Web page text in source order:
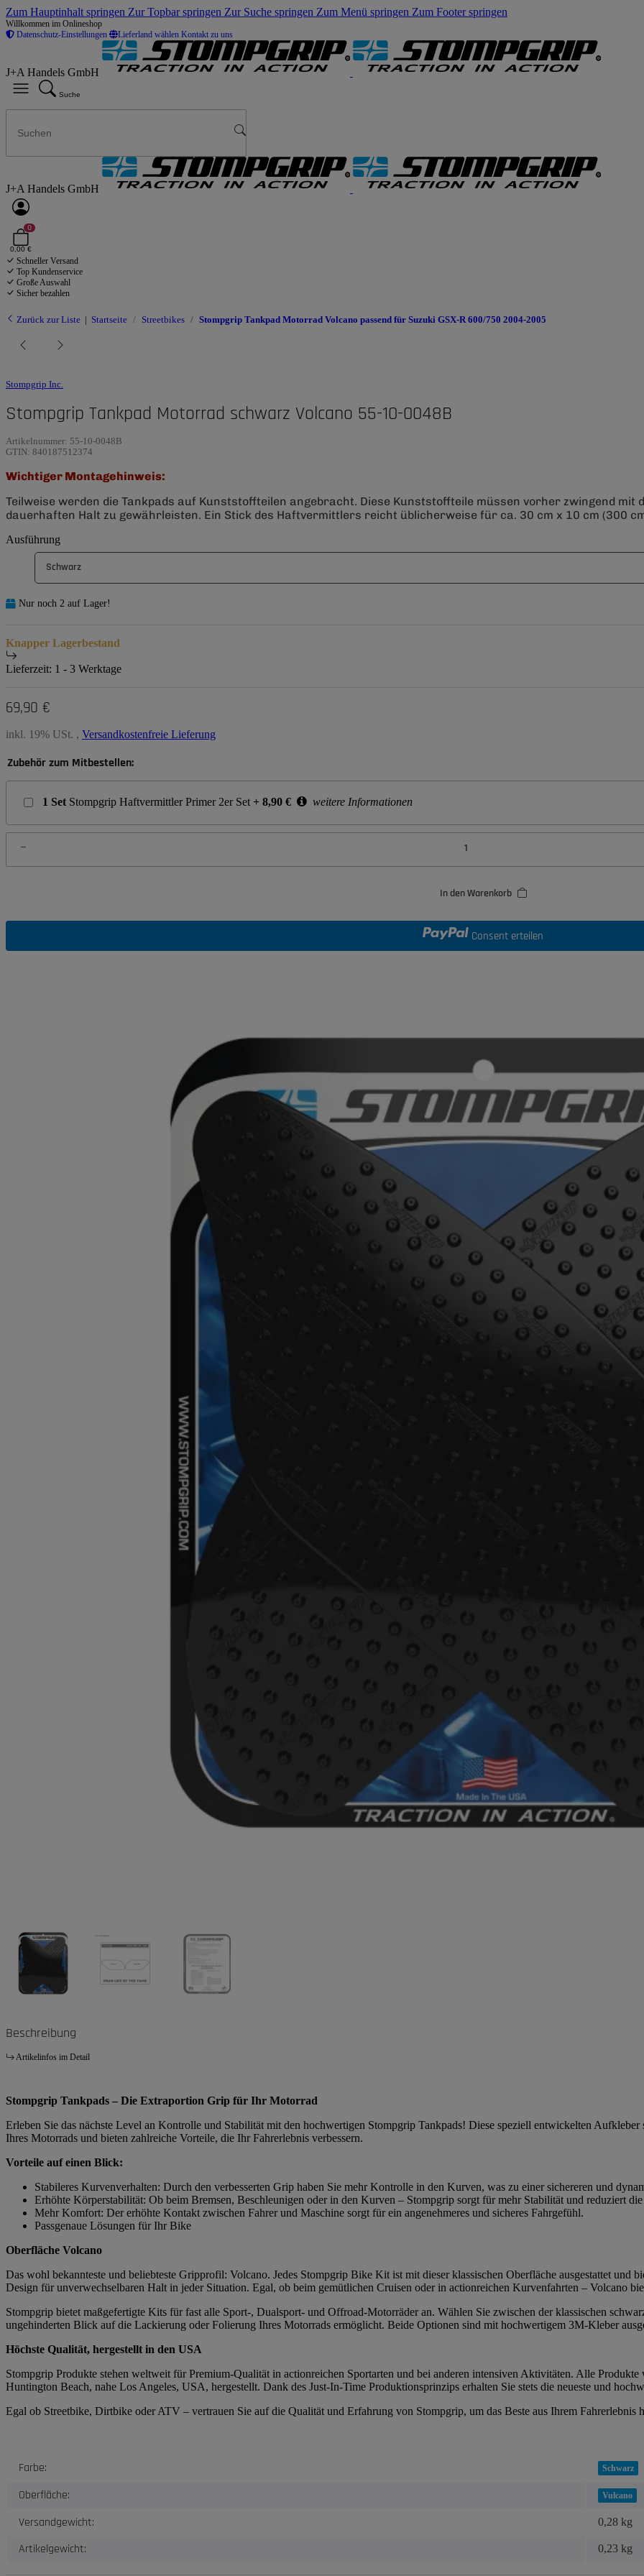
Zum Hauptinhalt springen Zur Topbar springen Zur Suche springen Zum Menü springen Zum Footer springen
Willkommen im Onlineshop
Datenschutz-Einstellungen
Lieferland wählen Kontakt zu uns
J+A Handels GmbH
Suche
J+A Handels GmbH
0
0,00 €
Schneller Versand
Top Kundenservice
Große Auswahl
Sicher bezahlen
Zurück zur Liste Startseite Streetbikes Stompgrip Tankpad Motorrad Volcano passend für Suzuki GSX-R 600/750 2004-2005
Stompgrip Inc.
Stompgrip Tankpad Motorrad schwarz Volcano 55-10-0048B
Artikelnummer: 55-10-0048B
GTIN: 840187512374
Wichtiger Montagehinweis:
Teilweise werden die Tankpads auf Kunststoffteilen angebracht. Diese Kunststoffteile müssen vorher zwingend
dauerhaften Halt zu gewährleisten. Ein Stick des Haftvermittlers reicht üblicherweise für ca. 30 cm x 10 cm (300
Ausführung
Schwarz
Nur noch 2 auf Lager!
Knapper Lagerbestand
Lieferzeit: 1 - 3 Werktage
69,90 €
inkl. 19% USt. , Versandkostenfreie Lieferung
Zubehör zum Mitbestellen:
1 Set Stompgrip Haftvermittler Primer 2er Set + 8,90 € weitere Informationen
In den Warenkorb
Consent erteilen
Beschreibung
Artikelinfos im Detail
Stompgrip Tankpads – Die Extraportion Grip für Ihr Motorrad
Erleben Sie das nächste Level an Kontrolle und Stabilität mit den hochwertigen Stompgrip Tankpads! Diese speziell entwickelten
Ihres Motorrads und bieten zahlreiche Vorteile, die Ihr Fahrerlebnis verbessern.
Vorteile auf einen Blick:
Stabileres Kurvenverhalten: Durch den verbesserten Grip haben Sie mehr Kontrolle in den Kurven, was zu einer sichereren und
Erhöhte Körperstabilität: Ob beim Bremsen, Beschleunigen oder in den Kurven – Stompgrip sorgt für mehr Stabilität und reduziert
Mehr Komfort: Der erhöhte Kontakt zwischen Fahrer und Maschine sorgt für ein angenehmeres und sicheres Fahrgefühl.
Passgenaue Lösungen für Ihr Bike
Oberfläche Volcano
Das wohl bekannteste und beliebteste Gripprofil: Volcano. Jedes Stompgrip Bike Kit ist mit dieser klassischen Oberfläche ausgestattet und
Design für unverwechselbaren Halt in jeder Situation. Egal, ob beim gemütlichen Cruisen oder in actionreichen Kurvenfahrten – Volcano
Stompgrip bietet maßgefertigte Kits für fast alle Sport-, Dualsport- und Offroad-Motorräder an. Wählen Sie zwischen der klassischen
ungehinderten Blick auf die Lackierung oder Folierung Ihres Motorrads ermöglicht. Beide Optionen sind mit hochwertigem 3M-Kleber
Höchste Qualität, hergestellt in den USA
Stompgrip Produkte stehen weltweit für Premium-Qualität in actionreichen Sportarten und bei anderen intensiven Aktivitäten. Alle
Huntington Beach, nahe Los Angeles, USA, hergestellt. Dank des Just-In-Time Produktionsprinzips erhalten Sie stets die neueste und
Egal ob Streetbike, Dirtbike oder ATV – vertrauen Sie auf die Qualität und Erfahrung von Stompgrip, um das Beste aus Ihrem Fahrerlebnis
Produkteigenschaft
Wert
Farbe: Schwarz
Oberfläche: Vulcano
Versandgewicht: 0,28 kg
Artikelgewicht: 0,23 kg